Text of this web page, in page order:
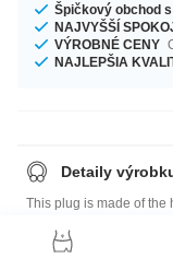
Špičkový obchod
NAJVYŠŠÍ
VÝROBNÉ CENY
NAJLEPŠIA
Detaily
This plug is made of
Factory Product,
Beech, Ash, Yellow